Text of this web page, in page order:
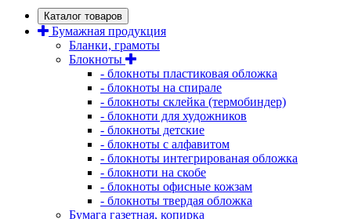
Каталог товаров
Бумажная продукция
Бланки, грамоты
Блокноты
- блокноты пластиковая обложка
- блокноты на спирале
- блокноты склейка (термобиндер)
- блокноти для художников
- блокноты детские
- блокноты с алфавитом
- блокноты интегрированая обложка
- блокноти на скобе
- блокноты офисные кожзам
- блокноты твердая обложка
Бумага газетная, копирка